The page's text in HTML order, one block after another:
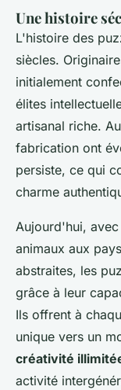
Une histoire
L'histoire des
siècles.
initialement
élites
artisanal riche.
fabrication ont
persiste, ce qui
charme
Aujourd'hui,
animaux aux
abstraites, les
grâce à leur
Ils offrent à
unique vers un
créativité
activité